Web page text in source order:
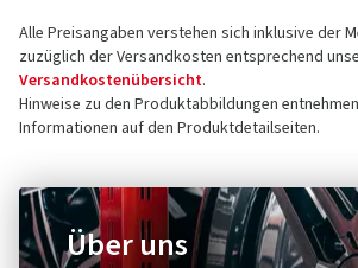
Alle Preisangaben verstehen sich inklusive der
zuzüglich der Versandkosten entsprechend
Versandkostenübersicht.
Hinweise zu den Produktabbildungen
Informationen auf den Produktdetailseiten.
Über uns